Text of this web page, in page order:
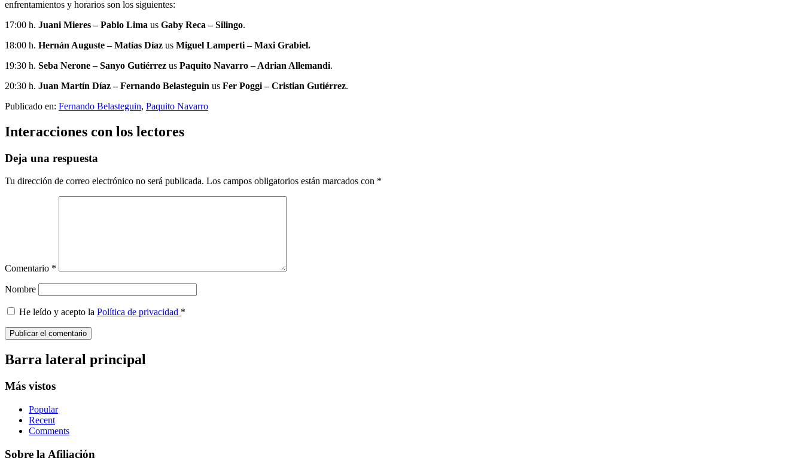
enfrentamientos y horarios son los siguientes:
17:00 h. Juani Mieres – Pablo Lima us Gaby Reca – Silingo.
18:00 h. Hernán Auguste – Matías Díaz us Miguel Lamperti – Maxi Grabiel.
19:30 h. Seba Nerone – Sanyo Gutiérrez us Paquito Navarro – Adrian Allemandi.
20:30 h. Juan Martín Díaz – Fernando Belasteguin us Fer Poggi – Cristian Gutiérrez.
Publicado en: Fernando Belasteguin, Paquito Navarro
Interacciones con los lectores
Deja una respuesta
Tu dirección de correo electrónico no será publicada. Los campos obligatorios están marcados con *
Comentario *
Nombre
He leído y acepto la Política de privacidad *
Barra lateral principal
Más vistos
Popular
Recent
Comments
Sobre la Afiliación